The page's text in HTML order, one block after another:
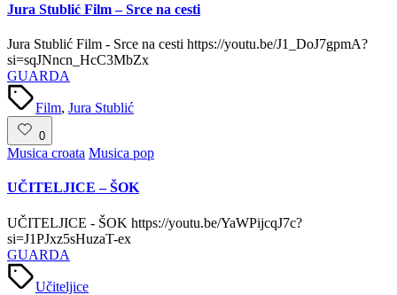
Jura Stublić Film – Srce na cesti
Jura Stublić Film - Srce na cesti https://youtu.be/J1_DoJ7gpmA?
si=sqJNncn_HcC3MbZx
GUARDA
Tags:
Film, Jura Stublić
0
Posted
Musica croata Musica pop
UČITELJICE – ŠOK
UČITELJICE - ŠOK https://youtu.be/YaWPijcqJ7c?
si=J1PJxz5sHuzaT-ex
GUARDA
Tags:
Učiteljice